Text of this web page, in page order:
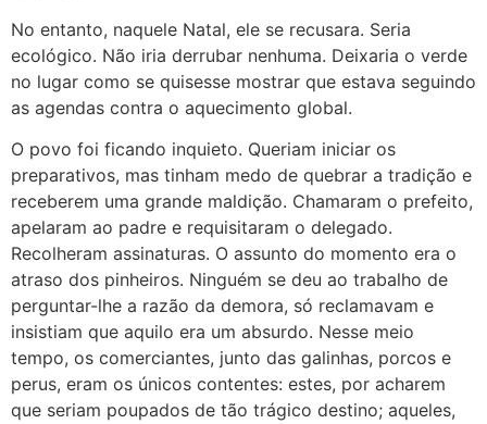
No entanto, naquele Natal, ele se recusara. Seria
ecológico. Não iria derrubar nenhuma. Deixaria o verde
no lugar como se quisesse mostrar que estava seguindo
as agendas contra o aquecimento global.
O povo foi ficando inquieto. Queriam iniciar os
preparativos, mas tinham medo de quebrar a tradição e
receberem uma grande maldição. Chamaram o prefeito,
apelaram ao padre e requisitaram o delegado.
Recolheram assinaturas. O assunto do momento era o
atraso dos pinheiros. Ninguém se deu ao trabalho de
perguntar-lhe a razão da demora, só reclamavam e
insistiam que aquilo era um absurdo. Nesse meio
tempo, os comerciantes, junto das galinhas, porcos e
perus, eram os únicos contentes: estes, por acharem
que seriam poupados de tão trágico destino; aqueles,